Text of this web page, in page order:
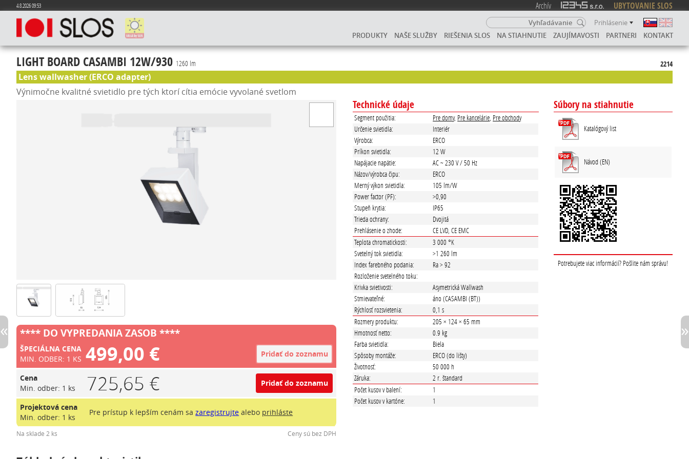
4.8.2026 09:53 Archív UBYTOVANIE SLOS
Prihlásenie
PRODUKTY
NAŠE SLUŽBY RIEŠENIA SLOS NA STIAHNUTIE ZAUJÍMAVOSTI PARTNERI KONTAKT
LIGHT BOARD CASAMBI 12W/930 1260 lm 2214
Lens wallwasher (ERCO adapter)
Výnimočne kvalitné svietidlo pre tých ktorí cítia emócie vyvolané svetlom
**** DO VYPREDANIA ZASOB ****
ŠPECIÁLNA CENA
MIN. ODBER: 1 KS 499,00 € Pridať do zoznamu
Cena
Min. odber: 1 ks 725,65 € Pridať do zoznamu
Projektová cena
Min. odber: 1 ks
Pre prístup k lepším cenám sazaregistrujte alebo prihláste
Na sklade 2 ks Ceny sú bez DPH
Technické údaje
Segment použitia: Pre domy, Pre kancelárie Pre obchody
Určenie svietidla:
Interiér
Výrobca:
ERCO
Príkon svietidla:
12 W
Napájacie napätie:
AC ~ 230 V / 50 Hz
Názov/výrobca čipu:
ERCO
Merný výkon svietidla:
105 lm/W
Power factor (PF):
>0,90
Stupeň krytia:
IP65
Trieda ochrany:
Dvojitá
Prehlásenie o zhode:
CE LVD, CE EMC
Teplota chromatickosti:
3 000 °K
Svetelný tok svietidla:
>1 260 lm
Index farebného podania:
Ra > 92
Rozloženie svetelného toku:
Krivka svietivosti:
Asymetrická Wallwash
Stmievateľné:
áno (CASAMBI (BT))
Rýchlosť rozsvietenia:
0,1 s
Rozmery produktu:
205 × 124 × 65 mm
Hmotnosť netto:
0.9 kg
Farba svietidla:
Biela
Spôsoby montáže:
ERCO (do lišty)
Životnosť:
50 000 h
Záruka:
2 r. štandard
Počet kusov v balení:
1
Počet kusov v kartóne:
1
Súbory na stiahnutie
Katalógový list
Návod (EN)
Potrebujete viac informácií? Pošlite nám správu!